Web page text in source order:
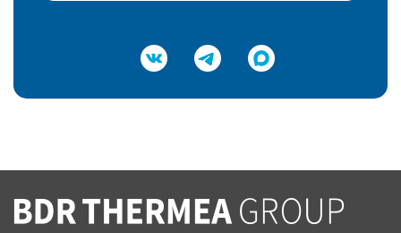
Подтвердить e-mail
Вы соглашаетесь с нашей политикой
конфеденциальности